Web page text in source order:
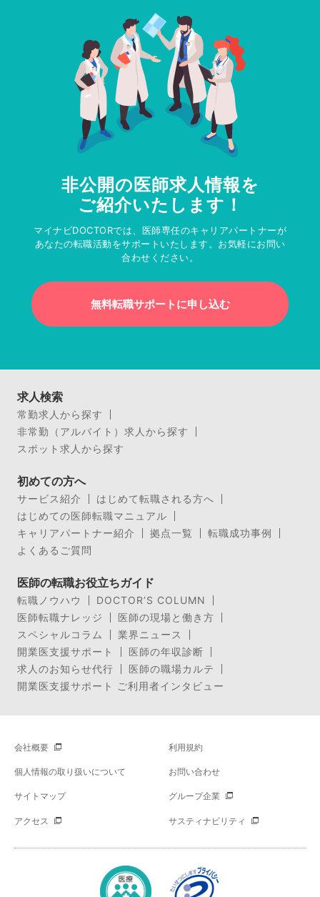
非公開の医師求人情報を
ご紹介いたします！
マイナビDOCTORでは、医師専任のキャリアパートナーが
あなたの転職活動をサポートいたします。お気軽にお問い
合わせください。
無料転職サポートに申し込む
求人検索
常勤求人から探す
非常勤（アルバイト）求人から探す
スポット求人から探す
初めての方へ
サービス紹介
はじめて転職される方へ
はじめての医師転職マニュアル
キャリアパートナー紹介
拠点一覧
転職成功事例
よくあるご質問
医師の転職お役立ちガイド
転職ノウハウ
DOCTOR’S COLUMN
医師転職ナレッジ
医師の現場と働き方
スペシャルコラム
業界ニュース
開業医支援サポート
医師の年収診断
求人のお知らせ代行
医師の職場カルテ
開業医支援サポート ご利用者インタビュー
会社概要 利用規約
個人情報の取り扱いについて お問い合わせ
サイトマップ グループ企業
アクセス サスティナビリティ